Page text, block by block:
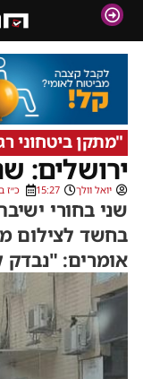
"מתקן ביטחוני
ירושלים:
יואל וולך 15:27 כ״ז
שני בחורי
בחשד לצילום
אומרים: "נבדק